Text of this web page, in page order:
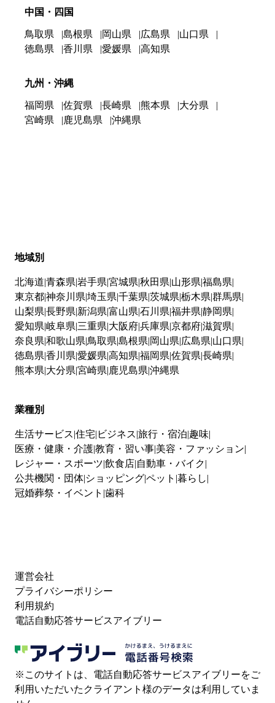
中国・四国
鳥取県 島根県 岡山県 広島県
山口県
徳島県
香川県 愛媛県 高知県
九州・沖縄
福岡県 佐賀県 長崎県 熊本県
大分県
宮崎県
鹿児島県 沖縄県
地域別
北海道 青森県 岩手県 宮城県 秋田県 山形県 福島県
東京都神奈川県 埼玉県 千葉県 茨城県 栃木県 群馬県
山梨県 長野県 新潟県 富山県 石川県 福井県 静岡県
愛知県 岐阜県 三重県 大阪府兵庫県 京都府滋賀県
奈良県 和歌山県 鳥取県 島根県 岡山県 広島県 山口県
徳島県 香川県 愛媛県 高知県 福岡県 佐賀県 長崎県
熊本県 大分県 宮崎県 鹿児島県 沖縄県
業種別
生活サービス 住宅 ビジネス 旅行・宿泊 趣味
医療・健康・介護教育・習い事 美容・ファッション
レジャー・スポーツ 飲食店 自動車・バイク
公共機関・団体 ショッピングペット 暮らし
冠婚葬祭・イベント 歯科
運営会社
プライバシーポリシー
利用規約
電話自動応答サービスアイブリー
※このサイトは、電話自動応答サービスアイブリーをご
利用いただいたクライアント様のデータは利用していま